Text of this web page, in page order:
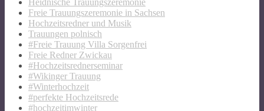
Freie Trauungszeremonie in Sachsen
Hochzeitsredner und Musik
Trauungen polnisch
#Freie Trauung Villa Sorgenfrei
Freie Redner Zwickau
#Hochzeitsrednerseminar
#Wikinger Trauung
#Winterhochzeit
#perfekte Hochzeitsrede
#hochzeitimwinter